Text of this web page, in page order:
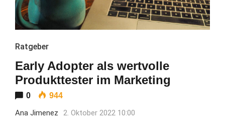
Ratgeber
Early Adopter als wertvolle
Produkttester im Marketing
0 944
Ana Jimenez 2. Oktober 2022 10:00